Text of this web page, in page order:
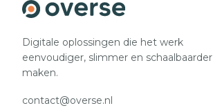
Digitale oplossingen die het werk
eenvoudiger, slimmer en schaalbaarder
maken.
contact@overse.nl